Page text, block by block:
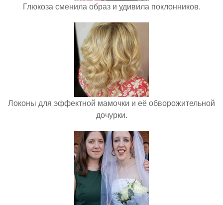
Глюкоза сменила образ и удивила поклонников.
Локоны для эффектной мамочки и её обворожительной
дочурки.